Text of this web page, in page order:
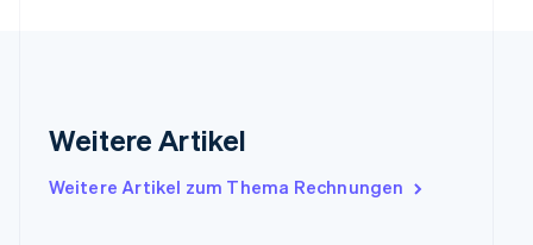
Weitere Artikel
Weitere Artikel zum Thema Rechnungen
Frankreich
Gibraltar